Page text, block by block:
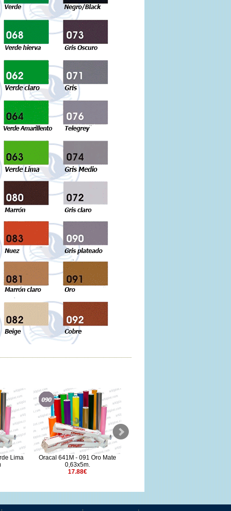
Lima
Oracal 641M - 091 Oro Mate
0,63x5m.
17.88€